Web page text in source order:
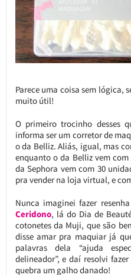
Parece uma coisa sem lógica,
muito útil!
O primeiro trocinho desses
informa ser um corretor de
o da Belliz. Aliás, igual, mas
enquanto o da Belliz vem
da Sephora vem com 30
pra vender na loja virtual, e
Nunca imaginei fazer
Ceridono, lá do Dia de
cotonetes da Muji, que são
disse amar pra maquiar já
palavras dela “ajuda
delineador”, e daí resolvi
quebra um galho danado!